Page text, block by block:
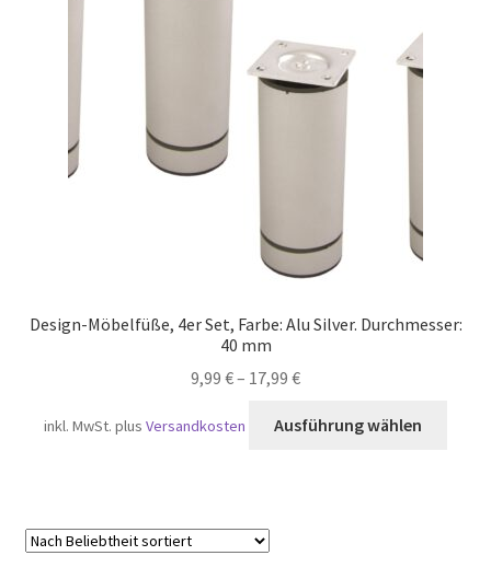
Design-Möbelfüße, 4er Set, Farbe: Alu Silver. Durchmesser:
40 mm
9,99 €– 17,99 €
inkl. MwSt. plusVersandkosten Ausführung wählen